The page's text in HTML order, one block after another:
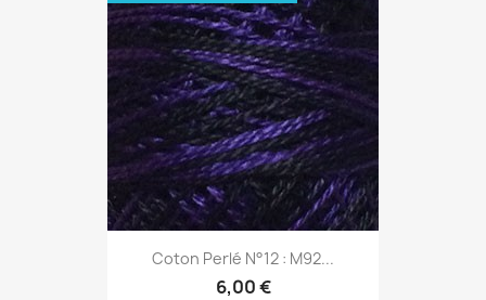
Coton Perlé N°12 : M92...
6,00 €